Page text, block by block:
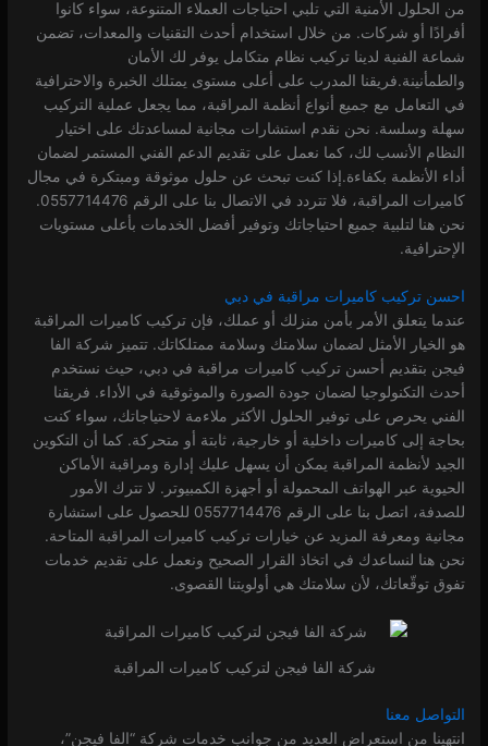
من الحلول الأمنية التي تلبي احتياجات العملاء المتنوعة، سواء كانوا
أفرادًا أو شركات. من خلال استخدام أحدث التقنيات والمعدات، تضمن
شماعة الفنية لدينا تركيب نظام متكامل يوفر لك الأمان
والطمأنينة.فريقنا المدرب على أعلى مستوى يمتلك الخبرة والاحترافية
في التعامل مع جميع أنواع أنظمة المراقبة، مما يجعل عملية التركيب
سهلة وسلسة. نحن نقدم استشارات مجانية لمساعدتك على اختيار
النظام الأنسب لك، كما نعمل على تقديم الدعم الفني المستمر لضمان
أداء الأنظمة بكفاءة.إذا كنت تبحث عن حلول موثوقة ومبتكرة في مجال
كاميرات المراقبة، فلا تتردد في الاتصال بنا على الرقم 0557714476.
نحن هنا لتلبية جميع احتياجاتك وتوفير أفضل الخدمات بأعلى مستويات
الإحترافية.
احسن تركيب كاميرات مراقبة في دبي
عندما يتعلق الأمر بأمن منزلك أو عملك، فإن تركيب كاميرات المراقبة
هو الخيار الأمثل لضمان سلامتك وسلامة ممتلكاتك. تتميز شركة الفا
فيجن بتقديم أحسن تركيب كاميرات مراقبة في دبي، حيث نستخدم
أحدث التكنولوجيا لضمان جودة الصورة والموثوقية في الأداء. فريقنا
الفني يحرص على توفير الحلول الأكثر ملاءمة لاحتياجاتك، سواء كنت
بحاجة إلى كاميرات داخلية أو خارجية، ثابتة أو متحركة. كما أن التكوين
الجيد لأنظمة المراقبة يمكن أن يسهل عليك إدارة ومراقبة الأماكن
الحيوية عبر الهواتف المحمولة أو أجهزة الكمبيوتر. لا تترك الأمور
للصدفة، اتصل بنا على الرقم 0557714476 للحصول على استشارة
مجانية ومعرفة المزيد عن خيارات تركيب كاميرات المراقبة المتاحة.
نحن هنا لنساعدك في اتخاذ القرار الصحيح ونعمل على تقديم خدمات
تفوق توقّعاتك، لأن سلامتك هي أولويتنا القصوى.
شركة الفا فيجن لتركيب كاميرات المراقبة
التواصل معنا
انتهينا من استعراض العديد من جوانب خدمات شركة “الفا فيجن”،